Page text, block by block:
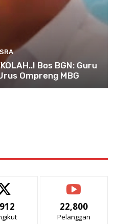
Bos BGN: Guru
Ompreng MBG
22,800
Pelanggan